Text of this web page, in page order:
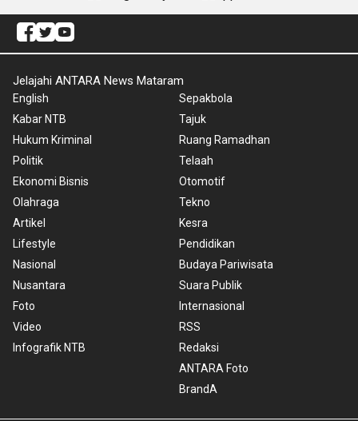
Jelajahi ANTARA News Mataram
English
Kabar NTB
Hukum Kriminal
Politik
Ekonomi Bisnis
Olahraga
Artikel
Lifestyle
Nasional
Nusantara
Foto
Video
Infografik NTB
Sepakbola
Tajuk
Ruang Ramadhan
Telaah
Otomotif
Tekno
Kesra
Pendidikan
Budaya Pariwisata
Suara Publik
Internasional
RSS
Redaksi
ANTARA Foto
BrandA